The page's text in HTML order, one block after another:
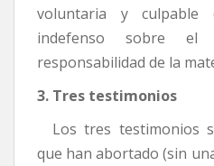
voluntaria y
indefenso sobre
responsabilidad de la
3. Tres testimonios
Los tres testimonios
que han abortado (sin